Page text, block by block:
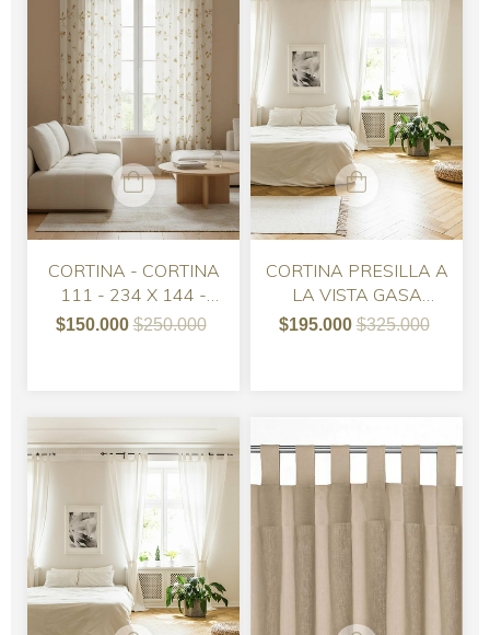
CORTINA - CORTINA
111 - 234 X 144 -
MADRA ESTAMPADA
$150.000$250.000
CORTINA PRESILLA A
LA VISTA GASA
TUSOR - 215
$195.000$325.000